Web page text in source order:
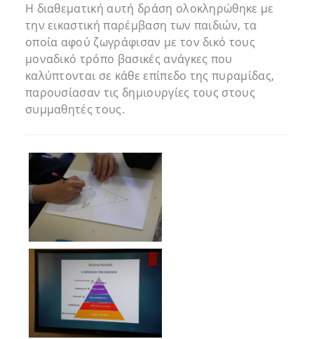
Η διαθεματική αυτή δράση ολοκληρώθηκε με
την εικαστική παρέμβαση των παιδιών, τα
οποία αφού ζωγράφισαν με τον δικό τους
μοναδικό τρόπο βασικές ανάγκες που
καλύπτονται σε κάθε επίπεδο της πυραμίδας,
παρουσίασαν τις δημιουργίες τους στους
συμμαθητές τους.